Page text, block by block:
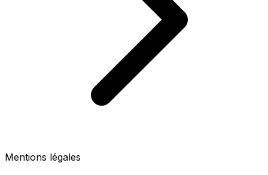
Mentions légales